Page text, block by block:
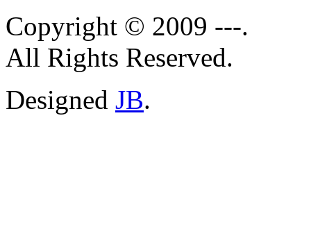
Copyright © 2009 ---.
All Rights Reserved.
Designed JB.